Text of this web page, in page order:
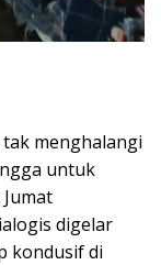
menghalangi
untuk
digelar
kondusif di